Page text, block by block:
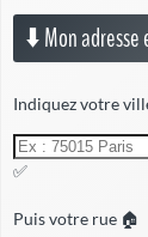
⬇️ Mon adresse
Indiquez votre
✅
Puis votre rue 🏠